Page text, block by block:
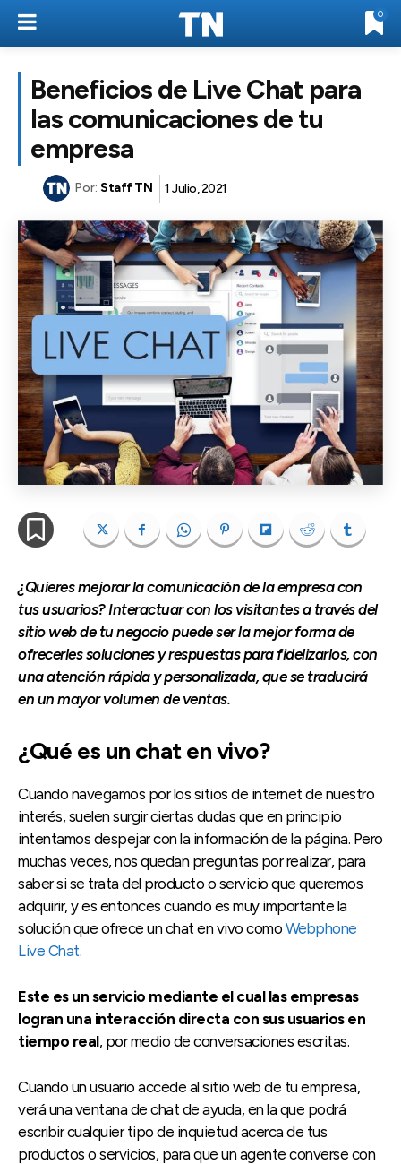
0
Beneficios de Live Chat para
las comunicaciones de tu
empresa
Por: Staff TN 1 Julio, 2021
¿Quieres mejorar la comunicación de la empresa con
tus usuarios? Interactuar con los visitantes a través del
sitio web de tu negocio puede ser la mejor forma de
ofrecerles soluciones y respuestas para fidelizarlos, con
una atención rápida y personalizada, que se traducirá
en un mayor volumen de ventas.
¿Qué es un chat en vivo?
Cuando navegamos por los sitios de internet de nuestro
interés, suelen surgir ciertas dudas que en principio
intentamos despejar con la información de la página. Pero
muchas veces, nos quedan preguntas por realizar, para
saber si se trata del producto o servicio que queremos
adquirir, y es entonces cuando es muy importante la
solución que ofrece un chat en vivo como Webphone
Live Chat.
Este es un servicio mediante el cual las empresas
logran una interacción directa con sus usuarios en
tiempo real, por medio de conversaciones escritas.
Cuando un usuario accede al sitio web de tu empresa,
verá una ventana de chat de ayuda, en la que podrá
escribir cualquier tipo de inquietud acerca de tus
productos o servicios, para que un agente converse con